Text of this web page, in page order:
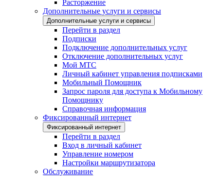
Расторжение
Дополнительные услуги и сервисы
Дополнительные услуги и сервисы
Перейти в раздел
Подписки
Подключение дополнительных услуг
Отключение дополнительных услуг
Мой МТС
Личный кабинет управления подписками
Мобильный Помощник
Запрос пароля для доступа к Мобильному
Помощнику
Справочная информация
Фиксированный интернет
Фиксированный интернет
Перейти в раздел
Вход в личный кабинет
Управление номером
Настройки маршрутизатора
Обслуживание